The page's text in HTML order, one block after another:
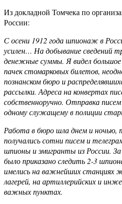
Из докладной Томчека по
России:
С осени 1912 года шпионаж в
усилен… На добывание сведений
денежные суммы. Я видел
пачек стомарковых билетов,
познанском бюро и
рассылки. Адреса на конвертах
собственноручно. Отправка
одному служащему в полиции
Работа в бюро шла днем и ночью,
получались сотни писем и
шпионы и эмигранты из России.
было приказано следить 2-3
имелись на важнейших станциях
лагерей, на артиллерийских и
важных пунктах.